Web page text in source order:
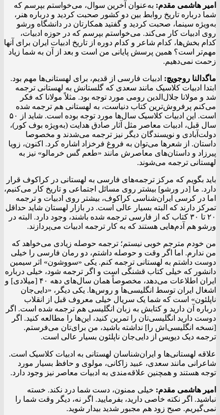
امیر هاشمی مقدم: به‌عنوان آخرین سوال، می‌خواستم بپرسم که
شما درباره تاریخ روابط بین دو کشور صحبت کردید و درباره هنر،
به‌ویژه سینما، صحبت کردید و گفتید همکارتان در دانشگاه ورشو
روی ادبیات کار می‌کند. می‌خواستم بپرسم که در حوزه ادبیات،
کدام بخش‌ها، کدام شاعر و کدام دوره از تاریخ ادبیات ایران برای آنها
مهم‌تر است؟ همین پرسش پایانی من است و بعد از آن به شما زیاد
زحمت نمی‌دهیم.
ماگدالنا روجویچ: ادبیات فارسی از قدیم، برای لهستانی‌ها مهم بود.
ابتدا ادبیات کلاسیک مانند سعدی که گلستانش به لهستانی ترجمه
شد و مولانا جلال‌الدین رومی مورد توجه بود. مثلاً مولانا که فکر
می‌کنم پرفروش‌ترین کتاب دنیاست، به لهستانی هم ترجمه شده
است. این ادبیات کلاسیک سال‌ها مورد توجه بوده است. شاید از ۵۰
سال قبل، ادبیات معاصر مثل آثار صادق هدایت (به‌ویژه بوف کور)،
دولت‌آبادی و نویسندگان دیگر نیز ترجمه می‌شدند و مخصوصا
داستان. از شعرها می‌توان به فروغ فرخزاد اشاره کرد. اکنون، زویا
پیرزاد و داستان‌های معاصرش مانند «طعم گس خرمالو» نیز به
لهستانی ترجمه می‌شوند.
باید بگویم که مرکز ترجمه‌های فارسی به لهستانی در کراکوف قرار
دارد. ما [در ورشو] بیشتر روی مسائل اجتماعی و تاریخ کار می‌کنیم،
اما در کرسی ایران‌شناسی کراکوف، بیشتر روی ادبیات و ترجمه
تمرکز دارند که البته بسیار عالی است. در بازار لهستان شاید حداقل
۲۰ تا ۳۰ کتاب که از فارسی ترجمه شده باشند، وجود دارد. البته در
ورشو هم آدم‌هایی هستند که به کار ترجمه ادبیات می‌پردازند.
من خودم مترجم خوبی نیستم؛ ترجمه حوصله زیادی می‌خواهد که
من ندارم. اما اگر وقت و حوصله داشتم، دو رمان فارسی را خیلی
دوست داشتم به لهستانی ترجمه کنم. یکی «سووشون» اثر سیمین
دانشور که خیلی کتاب قشنگی است و اگر ترجمه شود، خیلی درباره
ایران اطلاعات می‌دهد، مخصوصاً همان سال‌های دهه ۴۰ [میلادی] و
اشغال ایران توسط انگلیسی‌ها و روس‌ها. یکی دیگر، «دایی‌جان
ناپلئون» است که شما یک سریال خیلی معروف قبل از انقلاب
درباره آن دارید و کتابش به زبان انگلیسی هم ترجمه شده است. اگر
دوست دارید انگلیسی‌تان را تمرین کنید، این‌ها را مطالعه کنید. اگر
[نسخه انگلیسی‌اش را] نداشته باشید، من برای‌تان می‌فرستم.
ترجمه دیک دیویس از دایی‌جان ناپلئون بسیار عالی است.
علاقه لهستانی‌ها و ایران‌شناسان لهستانی به ادبیات کلاسیک است.
شاعرانی مانند سعدی، عبید زاکانی، مولوی و حافظ بسیار مورد
توجه هستند و همچنین علاقه‌مندی به ادبیات معاصر نیز وجود دارد.
امیر هاشمی مقدم: خیلی ممنون، دست شما درد نکند. خسته
نباشید. اگر نکته خاصی دارید، بفرمایید. اگر نه، دیگر وقت شما را
نمی‌گیریم. صبح زود هم مجبور شدید بیدار شوید.